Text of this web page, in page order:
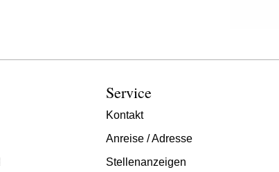
Service
Kontakt
Anreise / Adresse
Stellenanzeigen